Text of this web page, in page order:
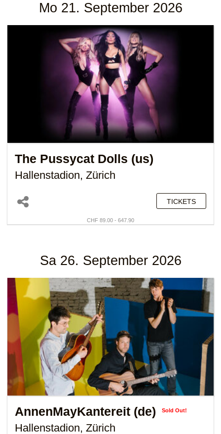
Mo 21. September 2026
The Pussycat Dolls (us)
Hallenstadion, Zürich
TICKETS
CHF 89.00 - 647.90
Sa 26. September 2026
AnnenMayKantereit (de) Sold Out!
Hallenstadion, Zürich